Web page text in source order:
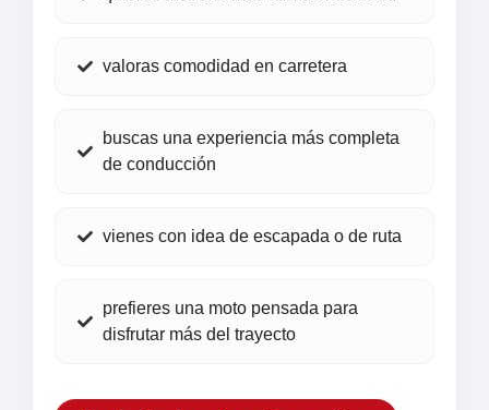
valoras comodidad en carretera
buscas una experiencia más completa
de conducción
vienes con idea de escapada o de ruta
prefieres una moto pensada para
disfrutar más del trayecto